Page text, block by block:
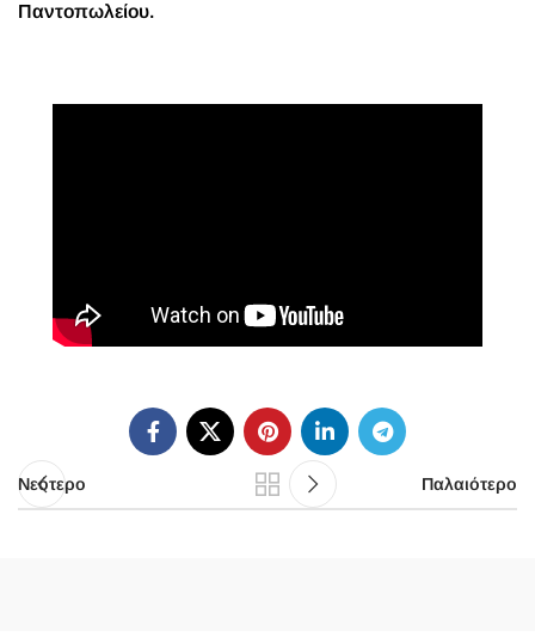
Παντοπωλείου.
Νεότερο Παλαιότερο